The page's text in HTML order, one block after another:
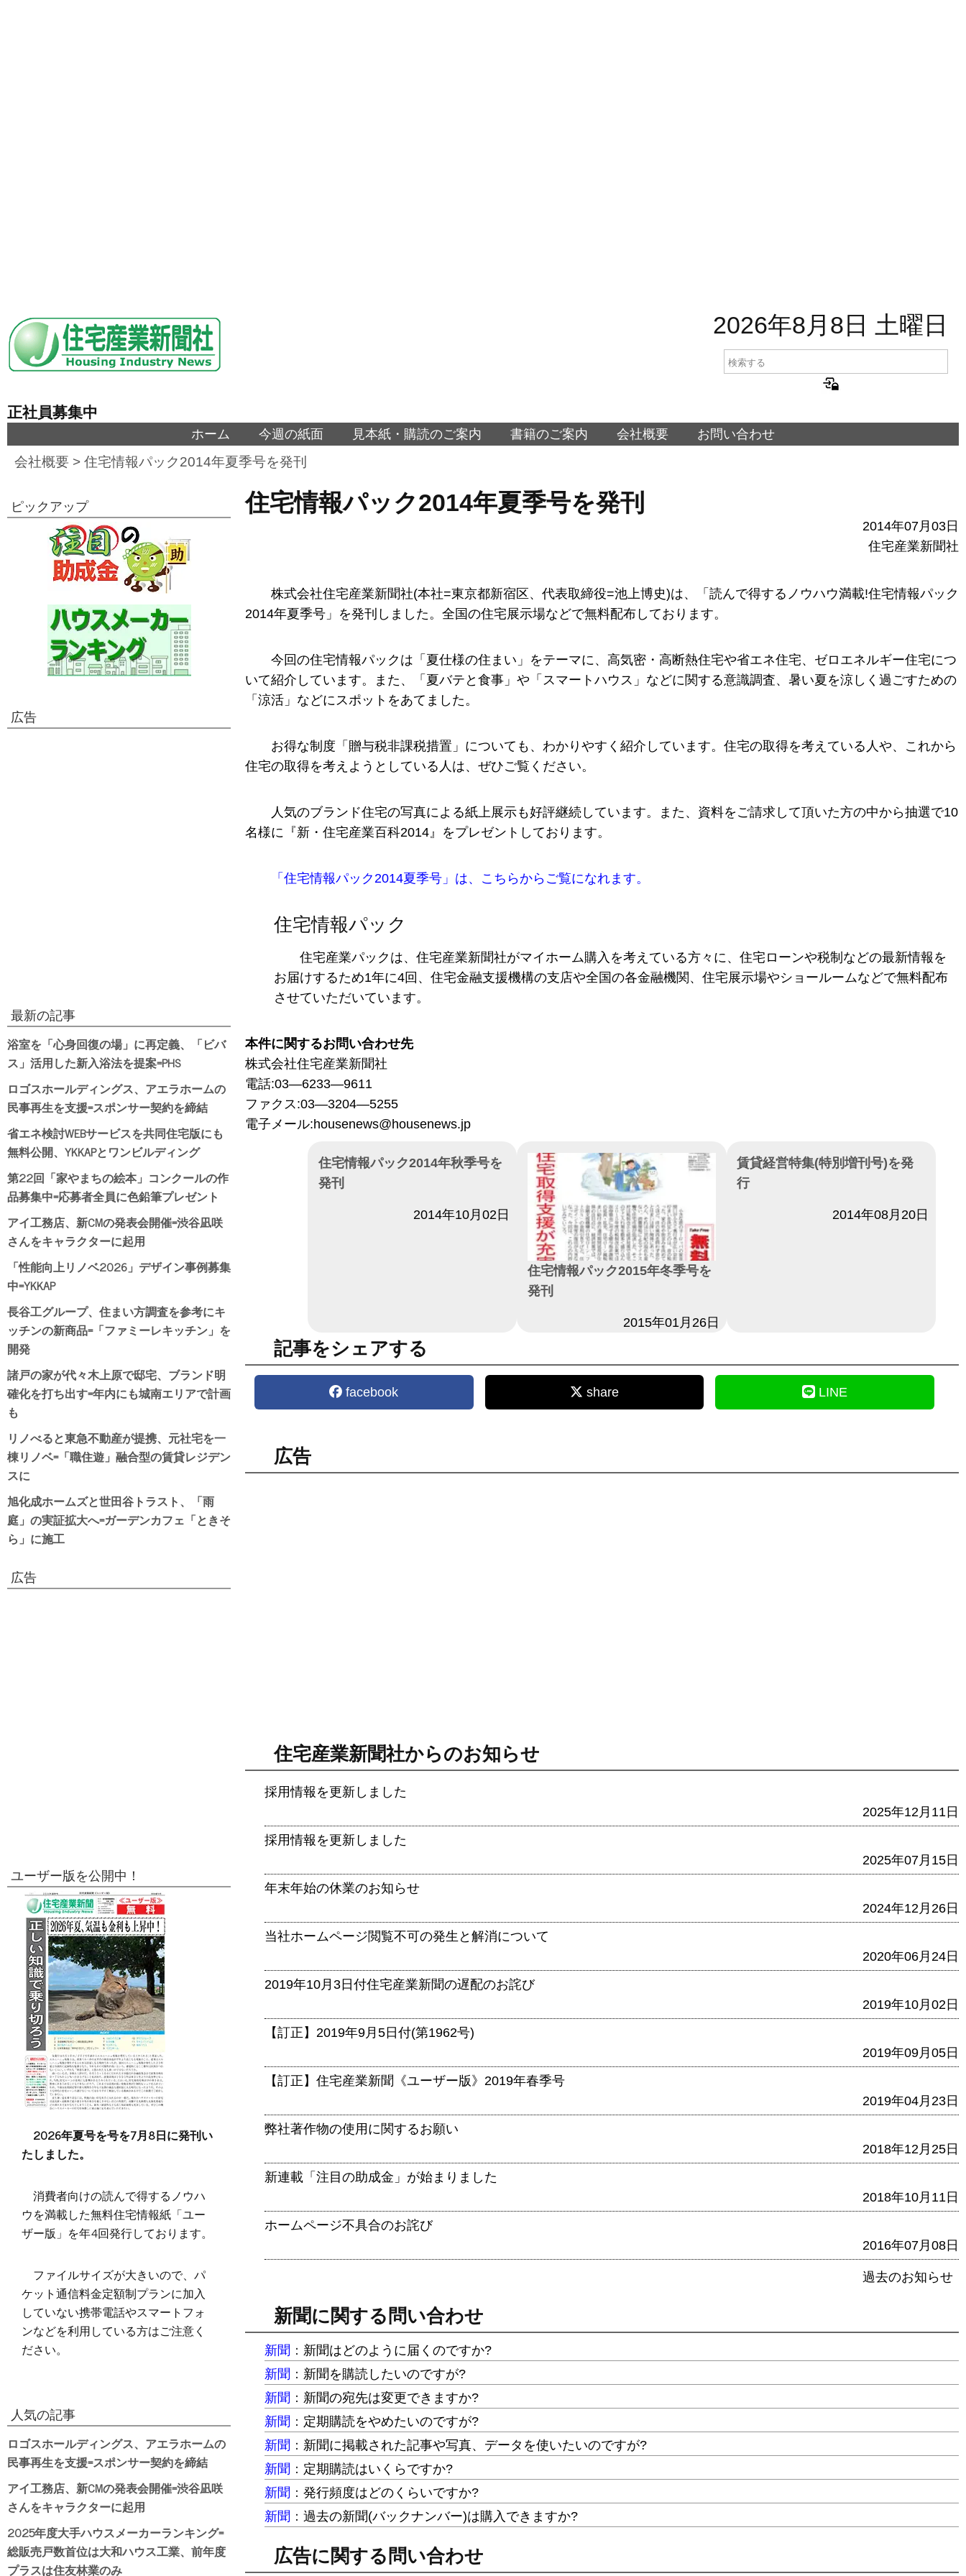
2026年8月8日 土曜日
正社員募集中
ホーム 今週の紙面 見本紙・購読のご案内 書籍のご案内 会社概要 お問い合わせ
会社概要 > 住宅情報パック2014年夏季号を発刊
住宅情報パック2014年夏季号を発刊
2014年07月03日
住宅産業新聞社
株式会社住宅産業新聞社(本社=東京都新宿区、代表取締役=池上博史)は、「読んで得するノウハウ満載!住宅情報パック
2014年夏季号」を発刊しました。全国の住宅展示場などで無料配布しております。
今回の住宅情報パックは「夏仕様の住まい」をテーマに、高気密・高断熱住宅や省エネ住宅、ゼロエネルギー住宅につ
いて紹介しています。また、「夏バテと食事」や「スマートハウス」などに関する意識調査、暑い夏を涼しく過ごすための
「涼活」などにスポットをあてました。
お得な制度「贈与税非課税措置」についても、わかりやすく紹介しています。住宅の取得を考えている人や、これから
住宅の取得を考えようとしている人は、ぜひご覧ください。
人気のブランド住宅の写真による紙上展示も好評継続しています。また、資料をご請求して頂いた方の中から抽選で10
名様に『新・住宅産業百科2014』をプレゼントしております。
「住宅情報パック2014夏季号」は、こちらからご覧になれます。
住宅情報パック
住宅産業パックは、住宅産業新聞社がマイホーム購入を考えている方々に、住宅ローンや税制などの最新情報を
お届けするため1年に4回、住宅金融支援機構の支店や全国の各金融機関、住宅展示場やショールームなどで無料配布
させていただいています。
本件に関するお問い合わせ先
株式会社住宅産業新聞社
電話:03―6233―9611
ファクス:03―3204―5255
電子メール:housenews@housenews.jp
住宅情報パック2014年秋季号を
発刊
2014年10月02日
住宅情報パック2015年冬季号を
発刊
2015年01月26日
賃貸経営特集(特別増刊号)を発
行
2014年08月20日
記事をシェアする
facebook share LINE
広告
住宅産業新聞社からのお知らせ
採用情報を更新しました
2025年12月11日
採用情報を更新しました
2025年07月15日
年末年始の休業のお知らせ
2024年12月26日
当社ホームページ閲覧不可の発生と解消について
2020年06月24日
2019年10月3日付住宅産業新聞の遅配のお詫び
2019年10月02日
【訂正】2019年9月5日付(第1962号)
2019年09月05日
【訂正】住宅産業新聞《ユーザー版》2019年春季号
2019年04月23日
弊社著作物の使用に関するお願い
2018年12月25日
新連載「注目の助成金」が始まりました
2018年10月11日
ホームページ不具合のお詫び
2016年07月08日
過去のお知らせ
新聞に関する問い合わせ
新聞 ： 新聞はどのように届くのですか?
新聞 ： 新聞を購読したいのですが?
新聞 ： 新聞の宛先は変更できますか?
新聞 ： 定期購読をやめたいのですが?
新聞 ： 新聞に掲載された記事や写真、データを使いたいのですが?
新聞 ： 定期購読はいくらですか?
新聞 ： 発行頻度はどのくらいですか?
新聞 ： 過去の新聞(バックナンバー)は購入できますか?
広告に関する問い合わせ
ピックアップ
広告
最新の記事
浴室を「心身回復の場」に再定義、「ビバ
ス」活用した新入浴法を提案=PHS
ロゴスホールディングス、アエラホームの
民事再生を支援=スポンサー契約を締結
省エネ検討WEBサービスを共同住宅版にも
無料公開、YKKAPとワンビルディング
第22回「家やまちの絵本」コンクールの作
品募集中=応募者全員に色鉛筆プレゼント
アイ工務店、新CMの発表会開催=渋谷凪咲
さんをキャラクターに起用
「性能向上リノベ2026」デザイン事例募集
中=YKKAP
長谷工グループ、住まい方調査を参考にキ
ッチンの新商品=「ファミーレキッチン」を
開発
諸戸の家が代々木上原で邸宅、ブランド明
確化を打ち出す=年内にも城南エリアで計画
も
リノべると東急不動産が提携、元社宅を一
棟リノベ=「職住遊」融合型の賃貸レジデン
スに
旭化成ホームズと世田谷トラスト、「雨
庭」の実証拡大へ=ガーデンカフェ「ときそ
ら」に施工
広告
ユーザー版を公開中！
2026年夏号を号を7月8日に発刊い
たしました。
消費者向けの読んで得するノウハ
ウを満載した無料住宅情報紙「ユー
ザー版」を年4回発行しております。
ファイルサイズが大きいので、パ
ケット通信料金定額制プランに加入
していない携帯電話やスマートフォ
ンなどを利用している方はご注意く
ださい。
人気の記事
ロゴスホールディングス、アエラホームの
民事再生を支援=スポンサー契約を締結
アイ工務店、新CMの発表会開催=渋谷凪咲
さんをキャラクターに起用
2025年度大手ハウスメーカーランキング=
総販売戸数首位は大和ハウス工業、前年度
プラスは住友林業のみ